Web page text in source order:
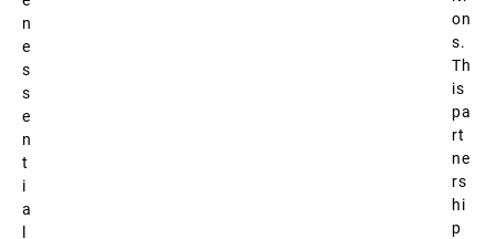
n
e
s
s
e
n
t
i
a
on
s.
Th
is
pa
rt
ne
rs
hi
p